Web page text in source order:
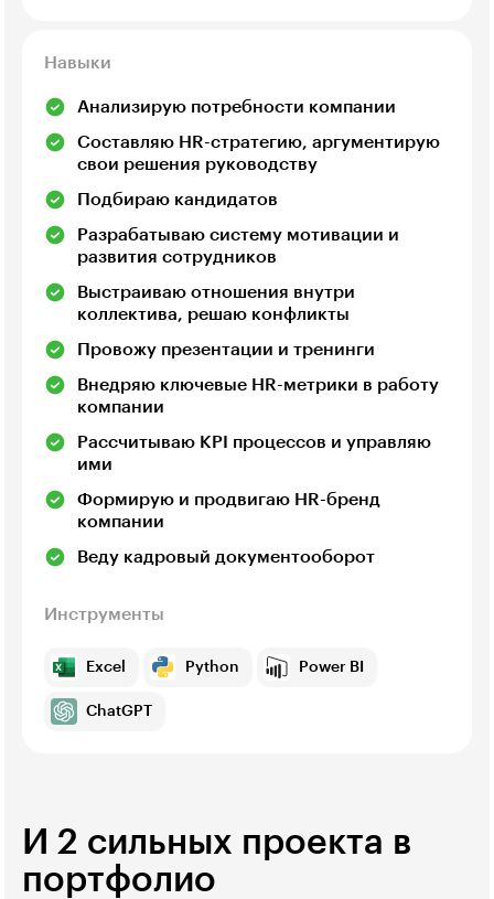
Навыки
Анализирую потребности компании
Составляю HR-стратегию, аргументирую
свои решения руководству
Подбираю кандидатов
Разрабатываю систему мотивации и
развития сотрудников
Выстраиваю отношения внутри
коллектива, решаю конфликты
Провожу презентации и тренинги
Внедряю ключевые HR-метрики в работу
компании
Рассчитываю KPI процессов и управляю
ими
Формирую и продвигаю HR-бренд
компании
Веду кадровый документооборот
Инструменты
Excel Python Power BI
ChatGPT
И 2 сильных проекта в
портфолио